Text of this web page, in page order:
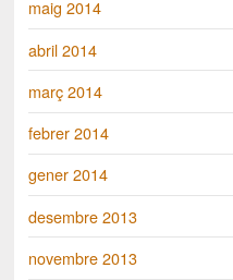
maig 2014
abril 2014
març 2014
febrer 2014
gener 2014
desembre 2013
novembre 2013